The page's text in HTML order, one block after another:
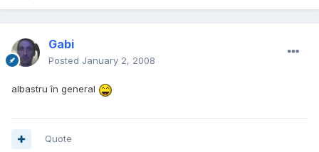
Gabi
Posted January 2, 2008
albastru în general
Quote